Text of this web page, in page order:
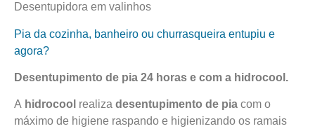
Desentupidora em valinhos
Pia da cozinha, banheiro ou churrasqueira entupiu e
agora?
Desentupimento de pia 24 horas e com a hidrocool .
A hidrocool realiza desentupimento de pia com o
máximo de higiene raspando e higienizando os ramais